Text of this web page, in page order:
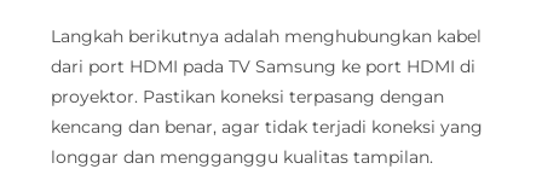
Langkah berikutnya adalah menghubungkan kabel
dari port HDMI pada TV Samsung ke port HDMI di
proyektor. Pastikan koneksi terpasang dengan
kencang dan benar, agar tidak terjadi koneksi yang
longgar dan mengganggu kualitas tampilan.